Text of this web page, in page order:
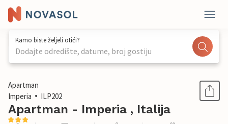
Kamo biste željeli otići?
Dodajte odredište, datume, broj gostiju
1 / 31
Apartman
Imperia
ILP202
Apartman - Imperia , Italija